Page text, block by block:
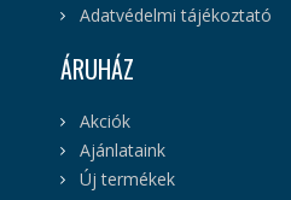
Adatvédelmi tájékoztató
ÁRUHÁZ
Akciók
Ajánlataink
Új termékek